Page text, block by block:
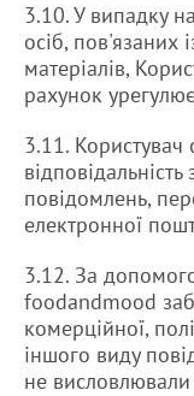
3.10. У випадку
осіб, пов'язаних
матеріалів,
рахунок
3.11. Користувач
повідомлень,
електронної
3.12. За
foodandmood
комерційної,
іншого виду
не